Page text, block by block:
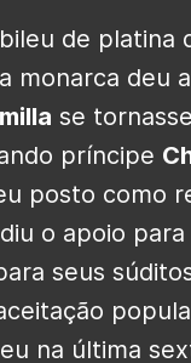
de platina
monarca deu
se
príncipe
posto como
o apoio para
seus
na última